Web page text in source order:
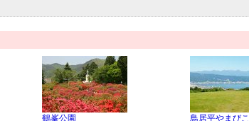
鶴峯公園 鳥居平やまび